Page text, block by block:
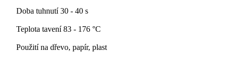
Doba tuhnutí 30 - 40 s
Teplota tavení 83 - 176 °C
Použití na dřevo, papír, plast